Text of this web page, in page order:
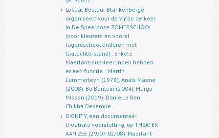
Lokaal Bestuur Blankenberge
organiseert voor de vijfde de keer
in De Speeldoze ZOMERSCHOOL
(voor kleuters en vooral
lagereschoolkinderen met
taalachterstand) . Enkele
Maerlant-oud-leerlingen hebben
er een functie… Martin
Lammerteyn (1978), Anaïs Maene
(2008), Bo Bentein (2004), Margo
Misson (2019), Daniella Ben
Chikha Dekempe.
DIGNITY, een documentair-
theatrale voorstelling, op THEATER
AAN ZEE (29/07-02/08). Maerlant-